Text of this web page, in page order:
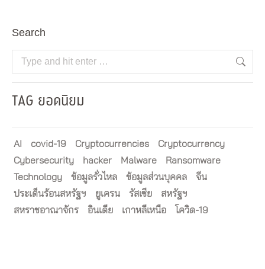
Search
Search:
TAG ยอดนิยม
AI covid-19 Cryptocurrencies
Cryptocurrency
Cybersecurity
hacker Malware
Ransomware
Technology
ข้อมูลรั่วไหล ข้อมูลส่วนบุคคล
จีน
ประเด็นร้อนสหรัฐฯ
ยูเครน รัสเซีย
สหรัฐฯ
สหราชอาณาจักร
อินเดีย เกาหลีเหนือ โควิด-19